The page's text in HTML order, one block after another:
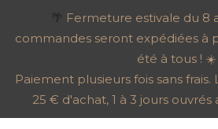
au
🌴 Fermeture estivale du 8
commandes seront expédiées à
été à tous ! ☀️
Paiement plusieurs fois sans frais.
25 € d'achat, 1 à 3 jours